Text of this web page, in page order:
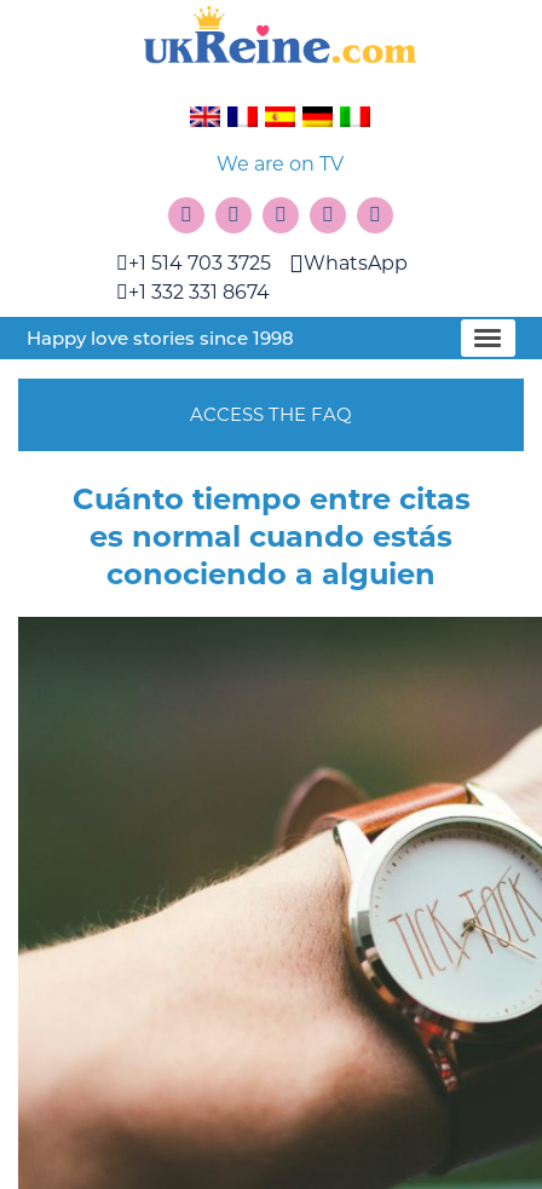
We are on TV
+1 514 703 3725
+1 332 331 8674
WhatsApp
Happy love stories since 1998
ACCESS THE FAQ
Cuánto tiempo entre citas
es normal cuando estás
conociendo a alguien